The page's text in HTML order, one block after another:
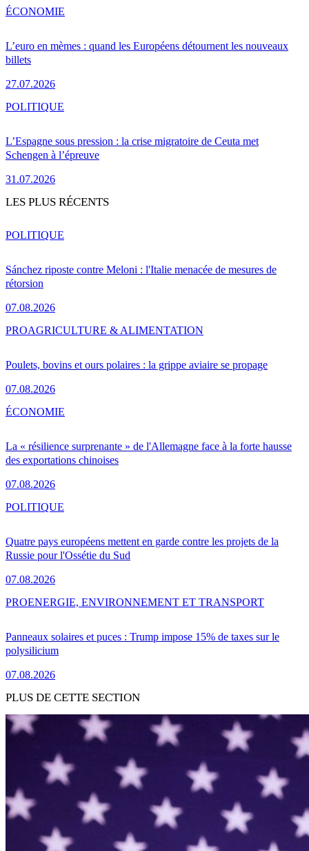
L’euro en mèmes : quand les Européens détournent les nouveaux
billets
27.07.2026
ÉCONOMIE
L’Espagne sous pression : la crise migratoire de Ceuta met
Schengen à l’épreuve
31.07.2026
POLITIQUE
LES PLUS RÉCENTS
Sánchez riposte contre Meloni : l'Italie menacée de mesures de
rétorsion
07.08.2026
POLITIQUE
Poulets, bovins et ours polaires : la grippe aviaire se propage
07.08.2026
PROAGRICULTURE & ALIMENTATION
La « résilience surprenante » de l'Allemagne face à la forte hausse
des exportations chinoises
07.08.2026
ÉCONOMIE
Quatre pays européens mettent en garde contre les projets de la
Russie pour l'Ossétie du Sud
07.08.2026
POLITIQUE
Panneaux solaires et puces : Trump impose 15% de taxes sur le
polysilicium
07.08.2026
PROENERGIE, ENVIRONNEMENT ET TRANSPORT
PLUS DE CETTE SECTION